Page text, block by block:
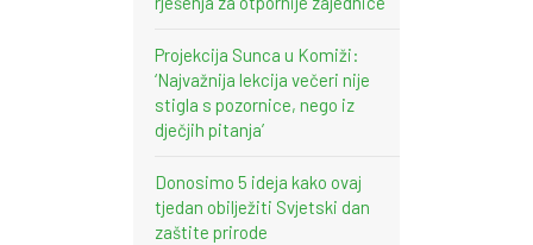
Projekcija Sunca u Komiži:
‘Najvažnija lekcija večeri nije
stigla s pozornice, nego iz
dječjih pitanja’
Donosimo 5 ideja kako ovaj
tjedan obilježiti Svjetski dan
zaštite prirode